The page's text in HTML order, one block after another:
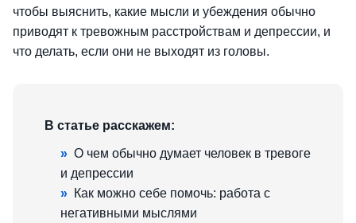
чтобы выяснить, какие мысли и убеждения обычно
приводят к тревожным расстройствам и депрессии, и
что делать, если они не выходят из головы.
В статье расскажем:
» О чем обычно думает человек в тревоге
и депрессии
» Как можно себе помочь: работа с
негативными мыслями